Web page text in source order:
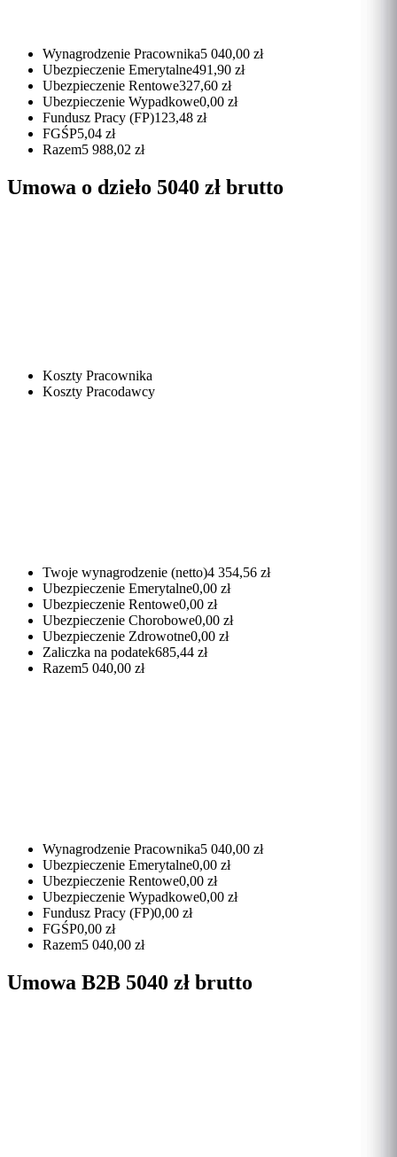
Wynagrodzenie Pracownika5 040,00 zł
Ubezpieczenie Emerytalne491,90 zł
Ubezpieczenie Rentowe327,60 zł
Ubezpieczenie Wypadkowe0,00 zł
Fundusz Pracy (FP)123,48 zł
FGŚP5,04 zł
Razem5 988,02 zł
Umowa o dzieło 5040 zł brutto
Koszty Pracownika
Koszty Pracodawcy
Twoje wynagrodzenie (netto)4 354,56 zł
Ubezpieczenie Emerytalne0,00 zł
Ubezpieczenie Rentowe0,00 zł
Ubezpieczenie Chorobowe0,00 zł
Ubezpieczenie Zdrowotne0,00 zł
Zaliczka na podatek685,44 zł
Razem5 040,00 zł
Wynagrodzenie Pracownika5 040,00 zł
Ubezpieczenie Emerytalne0,00 zł
Ubezpieczenie Rentowe0,00 zł
Ubezpieczenie Wypadkowe0,00 zł
Fundusz Pracy (FP)0,00 zł
FGŚP0,00 zł
Razem5 040,00 zł
Umowa B2B 5040 zł brutto